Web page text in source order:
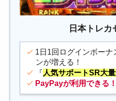
日本トレカ
1日1回ログインボーナ
ンが増える！
『 人気サポートSR大量
PayPayが利用できる！